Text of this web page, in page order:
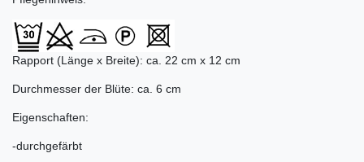
Rapport (Länge x Breite): ca. 22 cm x 12 cm
Durchmesser der Blüte: ca. 6 cm
Eigenschaften:
-durchgefärbt